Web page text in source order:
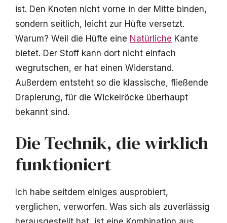
ist. Den Knoten nicht vorne in der Mitte binden,
sondern seitlich, leicht zur Hüfte versetzt.
Warum? Weil die Hüfte eine Natürliche Kante
bietet. Der Stoff kann dort nicht einfach
wegrutschen, er hat einen Widerstand.
Außerdem entsteht so die klassische, fließende
Drapierung, für die Wickelröcke überhaupt
bekannt sind.
Die Technik, die wirklich
funktioniert
Ich habe seitdem einiges ausprobiert,
verglichen, verworfen. Was sich als zuverlässig